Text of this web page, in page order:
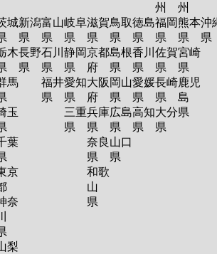
州
州
城
木
馬
玉
葉
京
奈
梨
新潟
県
長野
県
富山
県
石川
県
福井
県
岐阜
県
静岡
県
愛知
県
三重
県
滋賀
県
京都
府
大阪
府
兵庫
県
奈良
県
和歌
山
県
鳥取
県
島根
県
岡山
県
広島
県
山口
県
徳島
県
香川
県
愛媛
県
高知
県
福岡
県
佐賀
県
長崎
県
大分
県
熊本
県
宮崎
県
鹿児
島
県
沖